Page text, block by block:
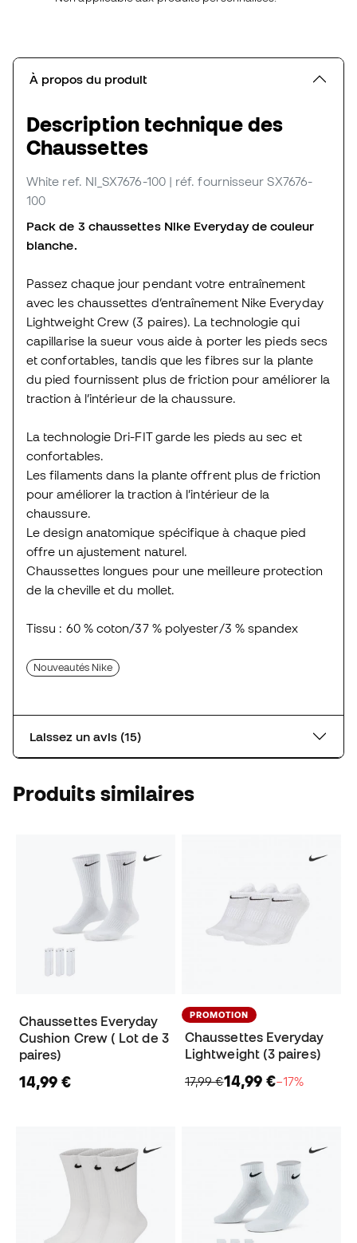
À propos du produit
Description technique des
Chaussettes
White ref. NI_SX7676-100 | réf. fournisseur SX7676-
100
Pack de 3 chaussettes Nike Everyday de couleur
blanche.
Passez chaque jour pendant votre entraînement
avec les chaussettes d’entraînement Nike Everyday
Lightweight Crew (3 paires). La technologie qui
capillarise la sueur vous aide à porter les pieds secs
et confortables, tandis que les fibres sur la plante
du pied fournissent plus de friction pour améliorer la
traction à l’intérieur de la chaussure.
La technologie Dri-FIT garde les pieds au sec et
confortables.
Les filaments dans la plante offrent plus de friction
pour améliorer la traction à l’intérieur de la
chaussure.
Le design anatomique spécifique à chaque pied
offre un ajustement naturel.
Chaussettes longues pour une meilleure protection
de la cheville et du mollet.
Tissu : 60 % coton/37 % polyester/3 % spandex
Nouveautés Nike
Laissez un avis (15)
Produits similaires
Chaussettes Everyday
Cushion Crew ( Lot de 3
paires)
14,99 €
PROMOTION
Chaussettes Everyday
Lightweight (3 paires)
17,99 €14,99 €−17%